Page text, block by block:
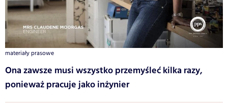
materiały prasowe
Ona zawsze musi wszystko przemyśleć kilka razy,
ponieważ pracuje jako inżynier